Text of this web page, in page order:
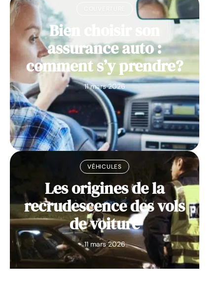
Bien choisir son
assurance auto :
comment s’y prendre?
11 mars 2026
VÉHICULES
Les origines de la
recrudescence des vols
de voiture
11 mars 2026